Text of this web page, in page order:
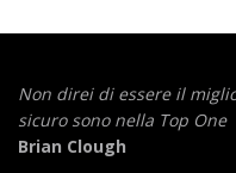
Non direi di essere il
sicuro sono nella Top One
Brian Clough